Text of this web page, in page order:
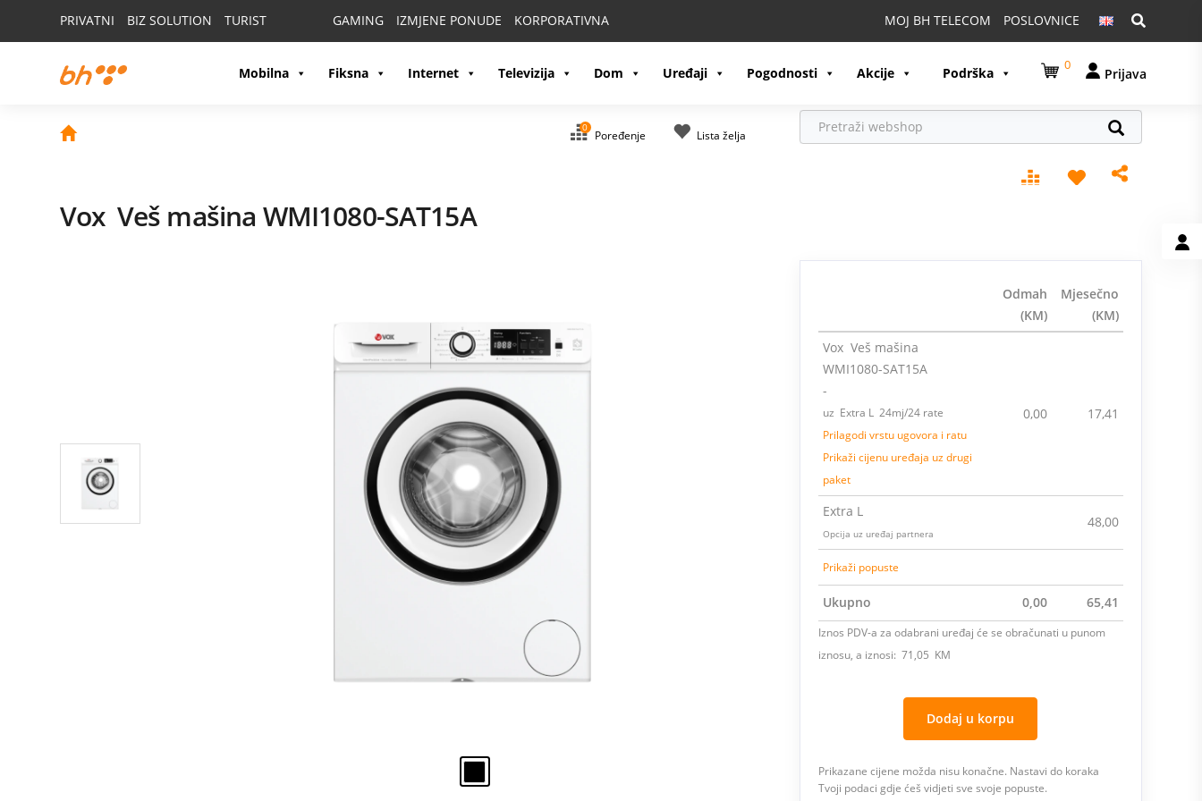
PRIVATNI BIZ SOLUTION TURIST GAMING IZMJENE PONUDE KORPORATIVNA Pretraga:
MOJ BH TELECOM POSLOVNICE
Mobilna Fiksna Internet Televizija Dom Uređaji Pogodnosti Akcije Podrška 0
Prijava
0
Poređenje Lista želja
Vox Veš mašina WMI1080-SAT15A
Odmah
(KM)
Mjesečno
(KM)
Vox Veš mašina
WMI1080-SAT15A
-
uz Extra L 24mj/24 rate
Prilagodi vrstu ugovora i ratu
Prikaži cijenu uređaja uz drugi
paket
0,00 17,41
Extra L
Opcija uz uređaj partnera
48,00
Prikaži popuste
Ukupno 0,00 65,41
Iznos PDV-a za odabrani uređaj će se obračunati u punom
iznosu, a iznosi: 71,05 KM
Dodaj u korpu
Prikazane cijene možda nisu konačne. Nastavi do koraka
Tvoji podaci gdje ćeš vidjeti sve svoje popuste.